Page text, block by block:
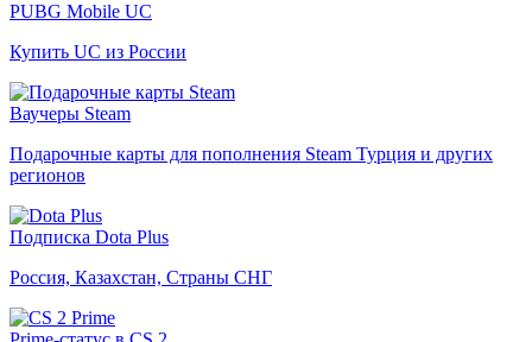
PUBG Mobile UC
Купить UC из России
Ваучеры Steam
Подарочные карты для пополнения Steam Турция и других
регионов
Подписка Dota Plus
Россия, Казахстан, Страны СНГ